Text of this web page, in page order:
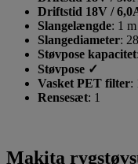
Driftstid 18V /
Slangelængde: 1 m
Slangediameter:
Støvpose kapacitet:
Støvpose ✓
Vasket PET filter:
Rensesæt: 1
Makita